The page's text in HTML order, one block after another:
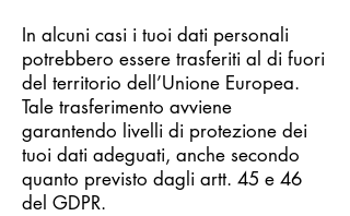
In alcuni casi i tuoi dati personali
potrebbero essere trasferiti al di fuori
del territorio dell’Unione Europea.
Tale trasferimento avviene
garantendo livelli di protezione dei
tuoi dati adeguati, anche secondo
quanto previsto dagli artt. 45 e 46
del GDPR.